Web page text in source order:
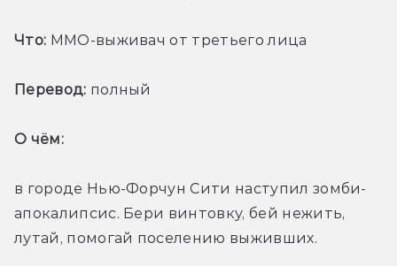
Что: MMO-выживач от третьего лица
Перевод: полный
О чём:
в городе Нью-Форчун Сити наступил зомби-
апокалипсис. Бери винтовку, бей нежить,
лутай, помогай поселению выживших.